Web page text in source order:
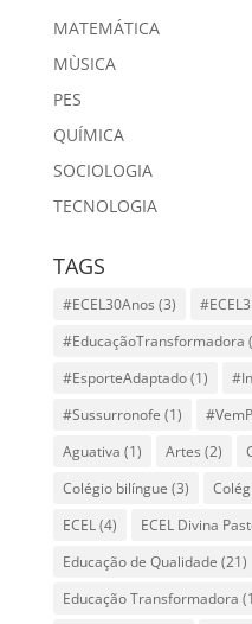
MATEMÁTICA
MÙSICA
PES
QUÍMICA
SOCIOLOGIA
TECNOLOGIA
TAGS
#ECEL30Anos (3)
#EducaçãoTransformadora
#EsporteAdaptado(1)
#Sussurronofe (1)
Aguativa (1) Artes (2)
Colégio bilíngue (3)
ECEL(4) ECEL Divina
Educação de Qualidade (21)
Educação Transformadora